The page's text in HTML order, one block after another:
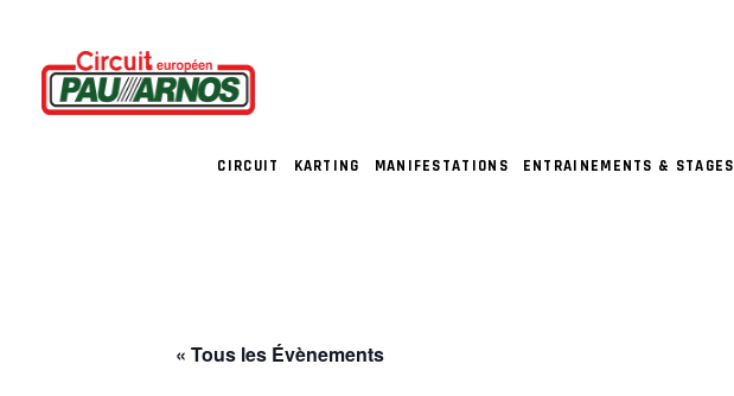
CIRCUIT KARTING MANIFESTATIONS ENTRAINEMENTS & STAGES
« Tous les Évènements